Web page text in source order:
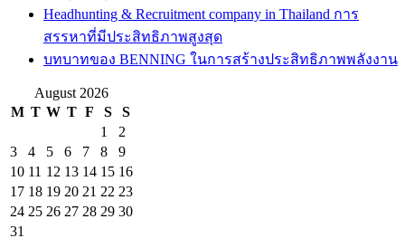
Headhunting & Recruitment company in Thailand การ
สรรหาที่มีประสิทธิภาพสูงสุด
บทบาทของ BENNING ในการสร้างประสิทธิภาพพลังงาน
August 2026
M T W T F S
S
1
2
3
4 5 6 7 8
9
10 11 12 13 14 15 16
17 18 19 20 21 22 23
24 25 26 27 28 29 30
31